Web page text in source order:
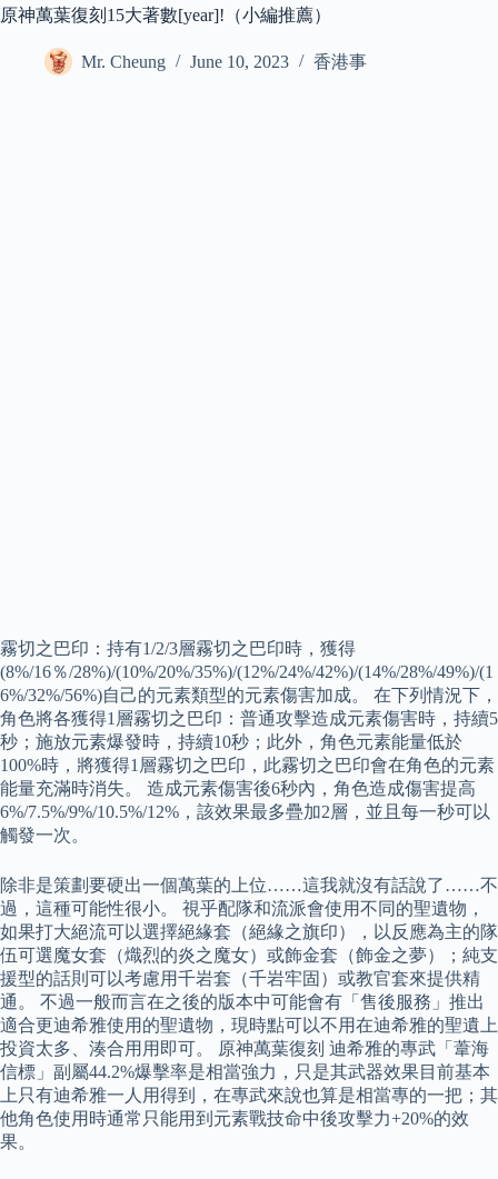
原神萬葉復刻15大著數[year]!（小編推薦）
Mr. Cheung June 10, 2023 香港事
霧切之巴印：持有1/2/3層霧切之巴印時，獲得
(8%/16％/28%)/(10%/20%/35%)/(12%/24%/42%)/(14%/28%/49%)/(1
6%/32%/56%)自己的元素類型的元素傷害加成。 在下列情況下，
角色將各獲得1層霧切之巴印：普通攻擊造成元素傷害時，持續5
秒；施放元素爆發時，持續10秒；此外，角色元素能量低於
100%時，將獲得1層霧切之巴印，此霧切之巴印會在角色的元素
能量充滿時消失。 造成元素傷害後6秒內，角色造成傷害提高
6%/7.5%/9%/10.5%/12%，該效果最多疊加2層，並且每一秒可以
觸發一次。
除非是策劃要硬出一個萬葉的上位……這我就沒有話說了……不
過，這種可能性很小。 視乎配隊和流派會使用不同的聖遺物，
如果打大絕流可以選擇絕緣套（絕緣之旗印），以反應為主的隊
伍可選魔女套（熾烈的炎之魔女）或飾金套（飾金之夢）；純支
援型的話則可以考慮用千岩套（千岩牢固）或教官套來提供精
通。 不過一般而言在之後的版本中可能會有「售後服務」推出
適合更迪希雅使用的聖遺物，現時點可以不用在迪希雅的聖遺上
投資太多、湊合用用即可。 原神萬葉復刻 迪希雅的專武「葦海
信標」副屬44.2%爆擊率是相當強力，只是其武器效果目前基本
上只有迪希雅一人用得到，在專武來說也算是相當專的一把；其
他角色使用時通常只能用到元素戰技命中後攻擊力+20%的效
果。